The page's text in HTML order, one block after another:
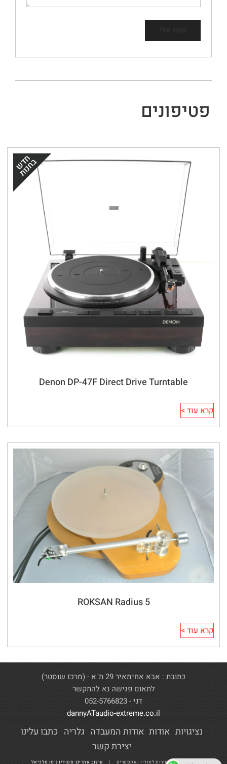
פטיפונים
Denon DP-47F Direct Drive Turntable
קרא עוד >
ROKSAN Radius 5
קרא עוד >
כתובת : אבא אחימאיר 29 ת"א - (מרכז שוסטר)
לתאום פגישה נא להתקשר
דני - 052-5766823
dannyATaudio-extreme.co.il
נציגויות אודות אודות המעבדה גלריה כתבו עלינו
יצירת קשר
כל הזכויות שמורות לאודיו - אקסטרים | עיצוב אתרים: סטודיו ניסן מלכיאל